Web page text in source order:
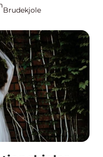
Brudekjole